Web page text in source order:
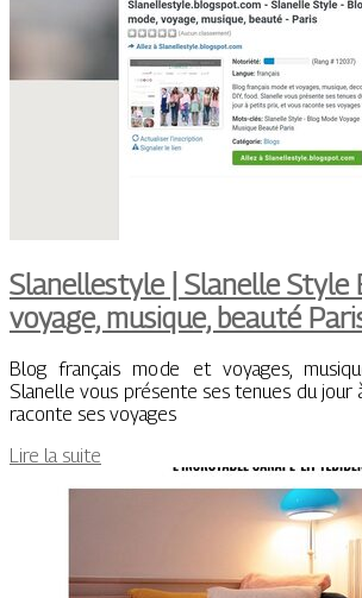
Slanellestyle | Slanelle Style
voyage, musique, beauté
Blog français mode et voyages,
Slanelle vous présente ses tenues du jour
raconte ses voyages
Lire la suite